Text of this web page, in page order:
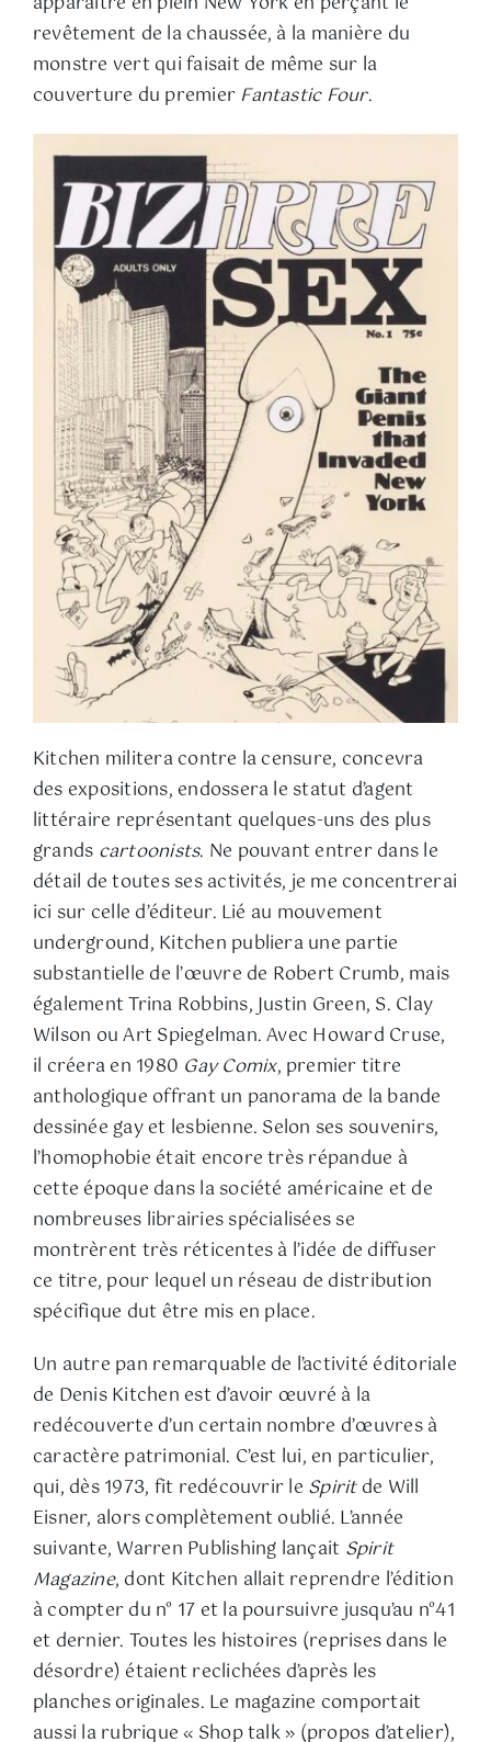
revêtement de la chaussée, à la manière du
monstre vert qui faisait de même sur la
couverture du premierFantastic Four.
Kitchen militera contre la censure, concevra
des expositions, endossera le statut d’agent
littéraire représentant quelques-uns des plus
grands cartoonists. Ne pouvant entrer dans le
détail de toutes ses activités, je me concentrerai
ici sur celle d’éditeur. Lié au mouvement
underground, Kitchen publiera une partie
substantielle de l’œuvre de Robert Crumb, mais
également Trina Robbins, Justin Green, S. Clay
Wilson ou Art Spiegelman. Avec Howard Cruse,
il créera en 1980 Gay Comix, premier titre
anthologique offrant un panorama de la bande
dessinée gay et lesbienne. Selon ses souvenirs,
l’homophobie était encore très répandue à
cette époque dans la société américaine et de
nombreuses librairies spécialisées se
montrèrent très réticentes à l’idée de diffuser
ce titre, pour lequel un réseau de distribution
spécifique dut être mis en place.
Un autre pan remarquable de l’activité éditoriale
de Denis Kitchen est d’avoir œuvré à la
redécouverte d’un certain nombre d’œuvres à
caractère patrimonial. C’est lui, en particulier,
qui, dès 1973, fit redécouvrir le Spiritde Will
Eisner, alors complètement oublié. L’année
suivante, Warren Publishing lançait Spirit
Magazine, dont Kitchen allait reprendre l’édition
à compter du n° 17 et la poursuivre jusqu’au n°41
et dernier. Toutes les histoires (reprises dans le
désordre) étaient reclichées d’après les
planches originales. Le magazine comportait
aussi la rubrique « Shop talk » (propos d’atelier),